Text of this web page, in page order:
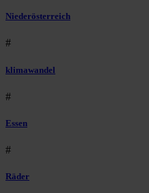
Niederösterreich
#
klimawandel
#
Essen
#
Räder